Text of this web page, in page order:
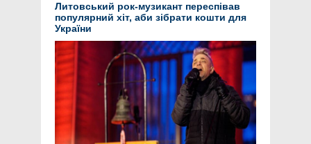
Литовський рок-музикант переспівав
популярний хіт, аби зібрати кошти для
України